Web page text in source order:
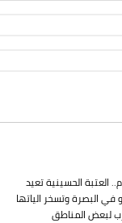
لـ(9) اعوام.. العتبة الحسينية تعيد
البصرة وتسخر الياتها
لبعض المناطق